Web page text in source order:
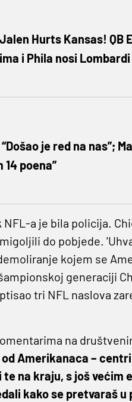
Jalen Hurts Kansas!
i Phila nosi
je red na nas”;
14 poena”
a je bila policija.
do pobjede.
kojem se
generaciji
tri NFL naslova
na
Amerikanaca –
na kraju, s još većim
kako se pretvaraš u